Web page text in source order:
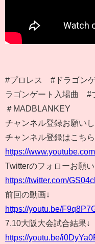
#プロレス #ドラゴン
ラゴンゲート入場曲 #
＃MADBLANKEY
チャンネル登録お願い
チャンネル登録はこちら
https://
Twitterのフォローお願
https://twitter.com/
前回の動画↓
https://youtu.be/
7.10大阪大会試合結果↓
https://youtu.be/